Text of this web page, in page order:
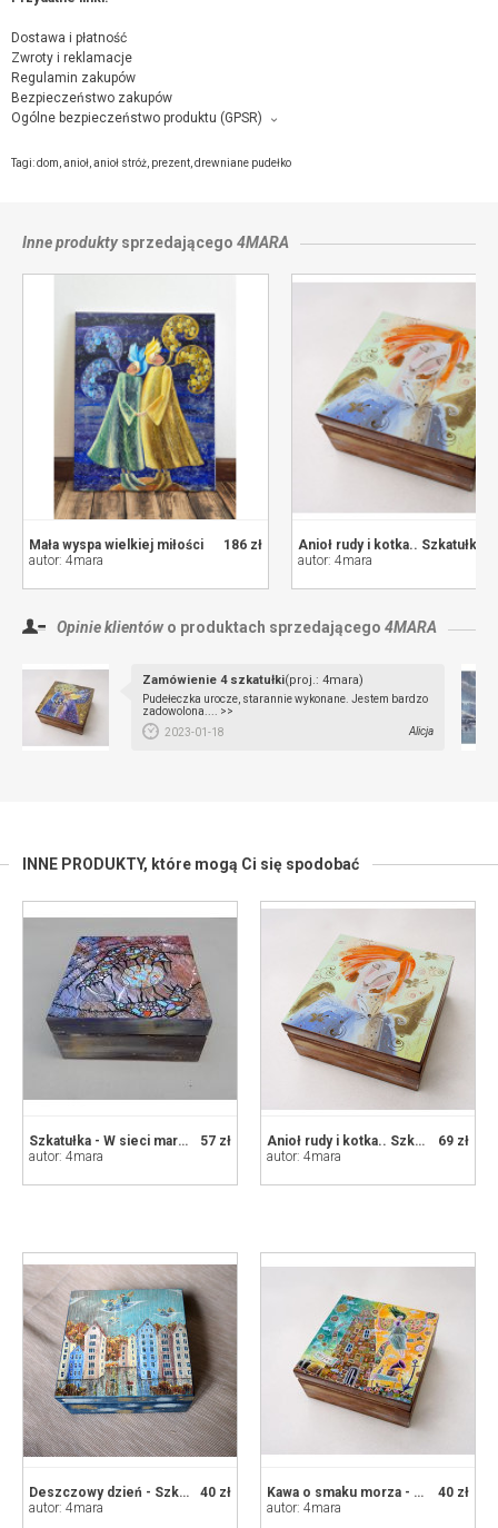
Dostawa i płatność
Zwroty i reklamacje
Regulamin zakupów
Bezpieczeństwo zakupów
Ogólne bezpieczeństwo produktu (GPSR)
4mara, Łyczyna 84/5, 56-410 Dobroszyce, kontakt ze sprzedającym
Tagi:dom anioł anioł stróż prezent drewniane pudełko
Inne produktysprzedającego 4MARA
186 zł
Mała wyspa wielkiej miłości
autor: 4mara
autor: 4mara
Opinie klientów o produktach sprzedającego 4MARA
Zamówienie 4 szkatułki(proj.: 4mara)
Pudełeczka urocze, starannie wykonane. Jestem bardzo
zadowolona.... >>
2023-01-18
Alicja
INNE PRODUKTY, które mogą Ci się spodobać
57 zł
Szkatułka - W sieci marzeń (abstrakcja)
autor: 4mara
69 zł
Anioł rudy i kotka.. Szkatułka 16x16 cm
autor: 4mara
40 zł
Deszczowy dzień - Szkatułka
autor: 4mara
40 zł
Kawa o smaku morza - Szkatułka
autor: 4mara